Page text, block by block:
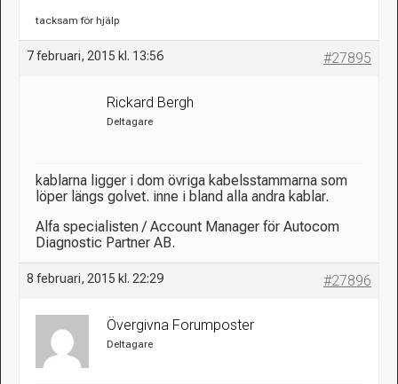
tacksam för hjälp
7 februari, 2015 kl. 13:56 #27895
Rickard Bergh
Deltagare
kablarna ligger i dom övriga kabelsstammarna som
löper längs golvet. inne i bland alla andra kablar.
Alfa specialisten / Account Manager för Autocom
Diagnostic Partner AB.
8 februari, 2015 kl. 22:29 #27896
Övergivna Forumposter
Deltagare